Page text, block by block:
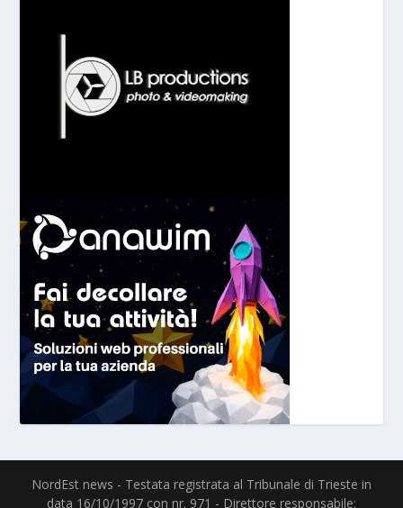
NordEst news - Testata registrata al Tribunale di Trieste in
data 16/10/1997 con nr. 971 - Direttore responsabile: